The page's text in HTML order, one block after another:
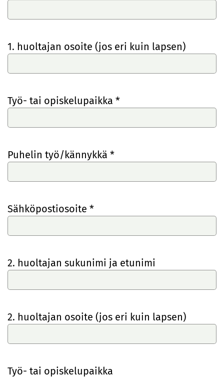
1. huoltajan osoite (jos eri kuin lapsen)
Työ- tai opiskelupaikka *
Puhelin työ/kännykkä *
Sähköpostiosoite *
2. huoltajan sukunimi ja etunimi
2. huoltajan osoite (jos eri kuin lapsen)
Työ- tai opiskelupaikka